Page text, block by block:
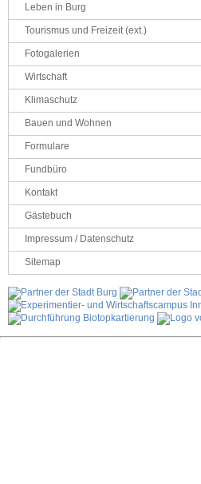
Leben in Burg
Tourismus und Freizeit (ext.)
Fotogalerien
Wirtschaft
Klimaschutz
Bauen und Wohnen
Formulare
Fundbüro
Kontakt
Gästebuch
Impressum / Datenschutz
Sitemap